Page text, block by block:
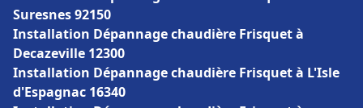
Suresnes 92150
Installation Dépannage chaudière Frisquet à
Decazeville 12300
Installation Dépannage chaudière Frisquet à L'Isle
d'Espagnac 16340